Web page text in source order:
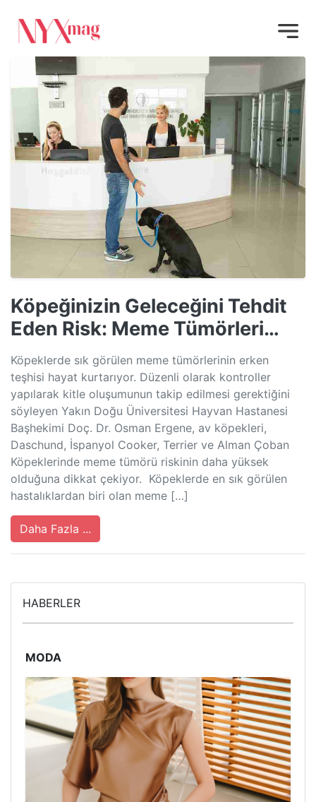
Köpeğinizin Geleceğini Tehdit
Eden Risk: Meme Tümörleri…
Köpeklerde sık görülen meme tümörlerinin erken
teşhisi hayat kurtarıyor. Düzenli olarak kontroller
yapılarak kitle oluşumunun takip edilmesi gerektiğini
söyleyen Yakın Doğu Üniversitesi Hayvan Hastanesi
Başhekimi Doç. Dr. Osman Ergene, av köpekleri,
Daschund, İspanyol Cooker, Terrier ve Alman Çoban
Köpeklerinde meme tümörü riskinin daha yüksek
olduğuna dikkat çekiyor. Köpeklerde en sık görülen
hastalıklardan biri olan meme […]
Daha Fazla ...
HABERLER
MODA